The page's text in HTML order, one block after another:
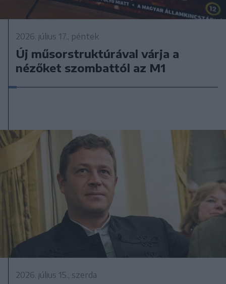
2026. július 17., péntek
Új műsorstruktúrával várja a
nézőket szombattól az M1
2026. július 15., szerda